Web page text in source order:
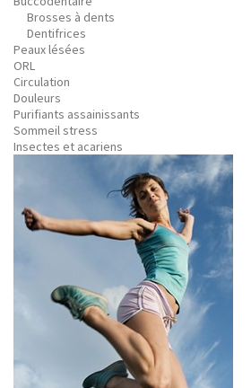
Brosses à dents
Dentifrices
Peaux lésées
ORL
Circulation
Douleurs
Purifiants assainissants
Sommeil stress
Insectes et acariens